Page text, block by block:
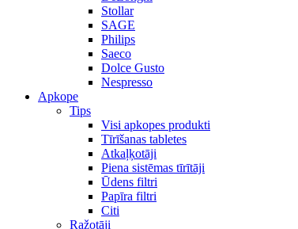
Stollar
SAGE
Philips
Saeco
Dolce Gusto
Nespresso
Apkope
Tips
Visi apkopes produkti
Tīrīšanas tabletes
Atkaļķotāji
Piena sistēmas tīrītāji
Ūdens filtri
Papīra filtri
Citi
Ražotāji